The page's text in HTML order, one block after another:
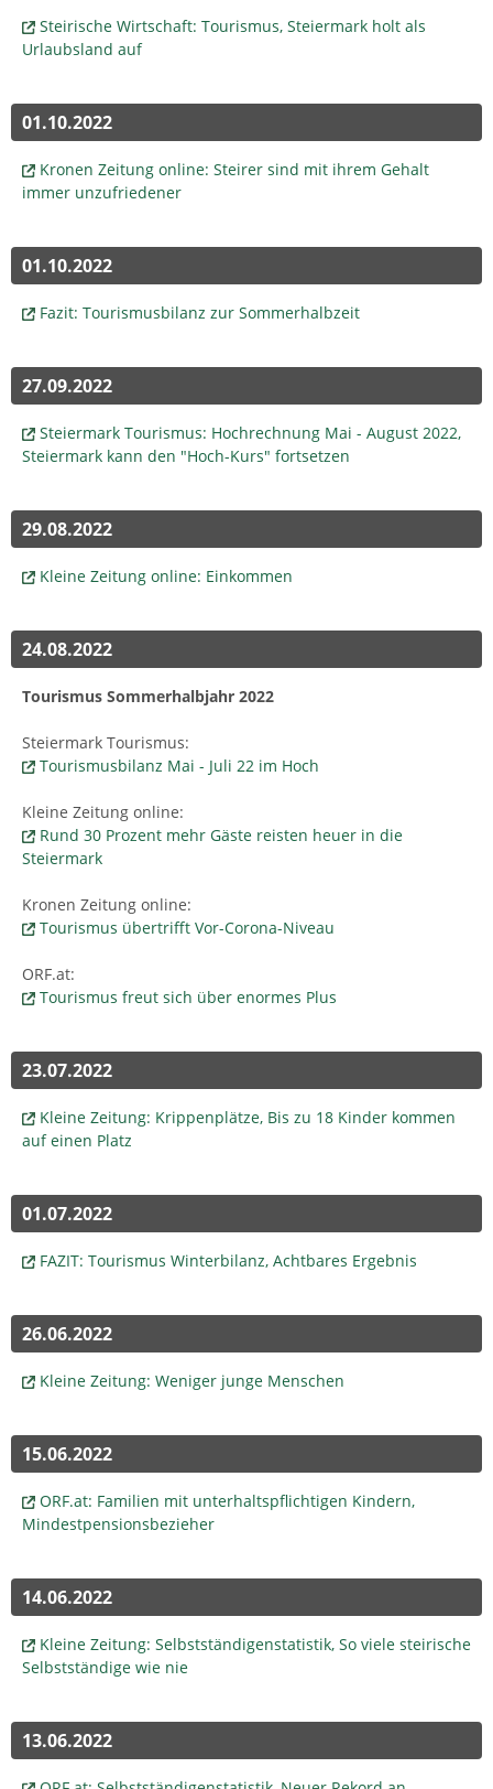
Steirische Wirtschaft: Tourismus, Steiermark holt als
Urlaubsland auf
01.10.2022
Kronen Zeitung online: Steirer sind mit ihrem Gehalt
immer unzufriedener
01.10.2022
Fazit: Tourismusbilanz zur Sommerhalbzeit
27.09.2022
Steiermark Tourismus: Hochrechnung Mai - August 2022,
Steiermark kann den "Hoch-Kurs" fortsetzen
29.08.2022
Kleine Zeitung online: Einkommen
24.08.2022
Tourismus Sommerhalbjahr 2022
Steiermark Tourismus:
Tourismusbilanz Mai - Juli 22 im Hoch
Kleine Zeitung online:
Rund 30 Prozent mehr Gäste reisten heuer in die
Steiermark
Kronen Zeitung online:
Tourismus übertrifft Vor-Corona-Niveau
ORF.at:
Tourismus freut sich über enormes Plus
23.07.2022
Kleine Zeitung: Krippenplätze, Bis zu 18 Kinder kommen
auf einen Platz
01.07.2022
FAZIT: Tourismus Winterbilanz, Achtbares Ergebnis
26.06.2022
Kleine Zeitung: Weniger junge Menschen
15.06.2022
ORF.at: Familien mit unterhaltspflichtigen Kindern,
Mindestpensionsbezieher
14.06.2022
Kleine Zeitung: Selbstständigenstatistik, So viele steirische
Selbstständige wie nie
13.06.2022